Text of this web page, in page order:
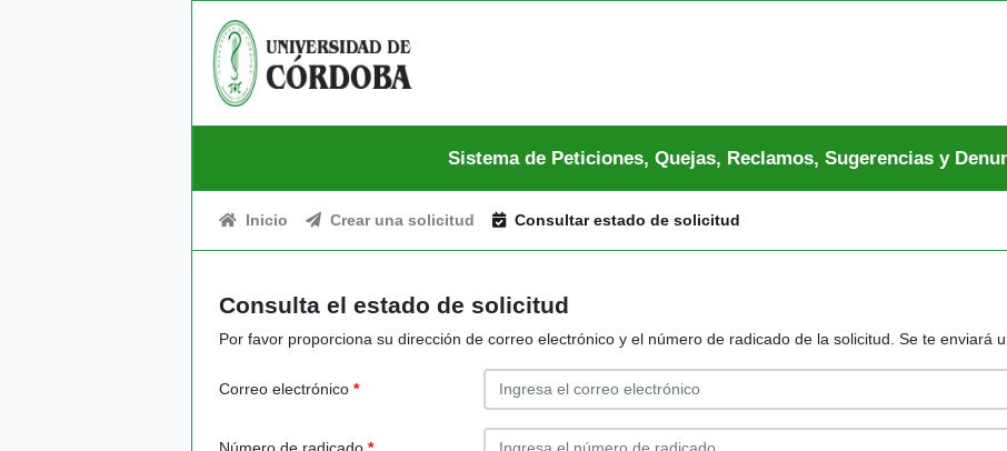
Sistema de Peticiones, Quejas, Reclamos, Sugerencias y
Inicio Crear una solicitud Consultar estado de solicitud
Consulta el estado de solicitud
Por favor proporciona su dirección de correo electrónico y el número de radicado de la solicitud. Se te enviará
Correo electrónico *